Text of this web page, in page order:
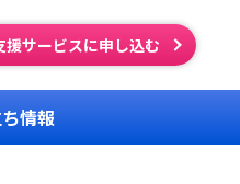
援サービスに申し込む
情報